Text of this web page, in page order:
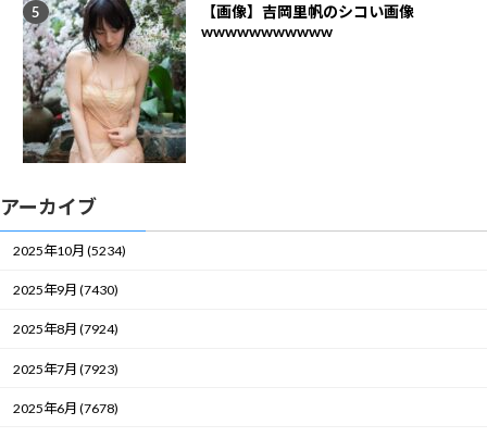
【画像】吉岡里帆のシコい画像
wwwwwwwwwww
アーカイブ
2025年10月 (5234)
2025年9月 (7430)
2025年8月 (7924)
2025年7月 (7923)
2025年6月 (7678)